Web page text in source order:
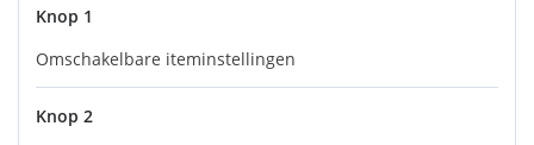
Knop 1
Omschakelbare iteminstellingen
Knop 2